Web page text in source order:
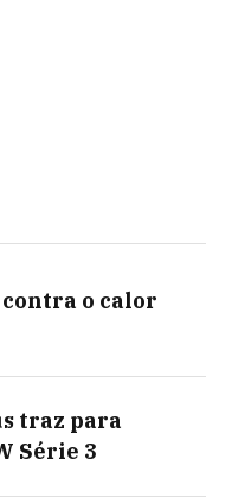
contra o calor
traz para
Série 3